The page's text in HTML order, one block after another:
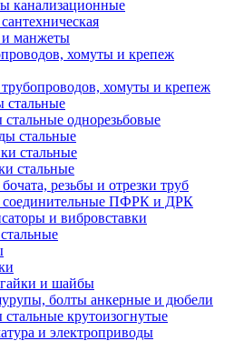
канализационные
и манжеты
хомуты и крепеж
хомуты и крепеж
стальные
однорезьбовые
стальные
стальные
стальные
резьбы и отрезки труб
ПФРК и ДРК
и вибровставки
и шайбы
болты анкерные и дюбели
крутоизогнутые
и электроприводы